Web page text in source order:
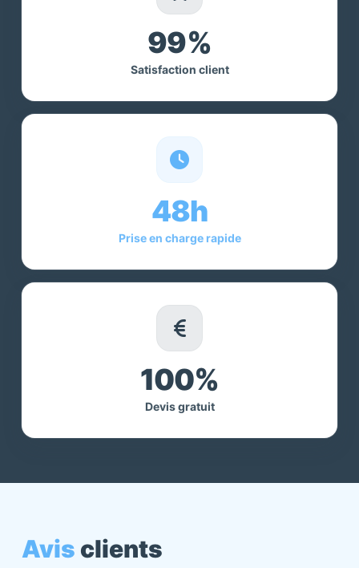
99%
Satisfaction client
48h
Prise en charge rapide
100%
Devis gratuit
Avis clients